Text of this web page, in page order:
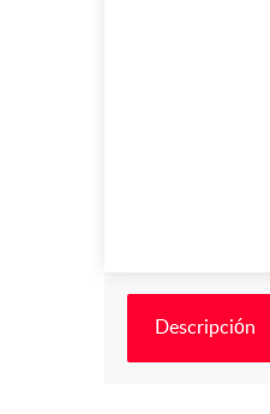
Descripción